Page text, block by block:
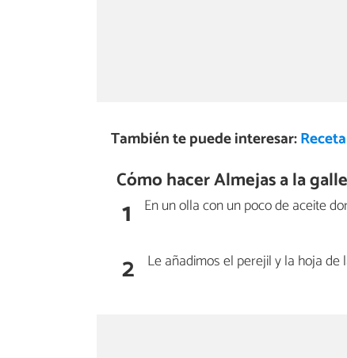
También te puede interesar:
Cómo hacer Almejas a la
1 En un olla con un poco de aceite
2 Le añadimos el perejil y la hoja de